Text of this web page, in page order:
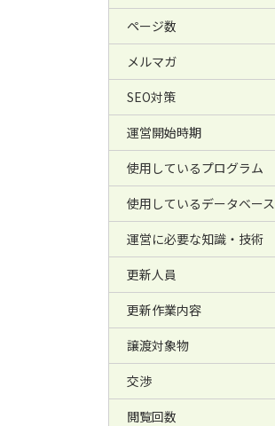
ページ数
メルマガ
SEO対策
運営開始時期
使用しているプログラム
使用しているデータベース
運営に必要な知識・技術
更新人員
更新作業内容
譲渡対象物
交渉
閲覧回数